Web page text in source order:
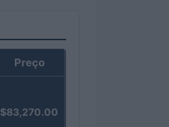
Preço
$83,270.00